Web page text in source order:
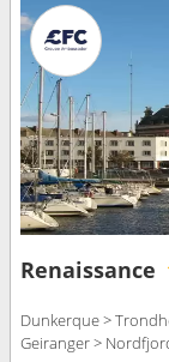
Renaissance
Dunkerque >
Geiranger >